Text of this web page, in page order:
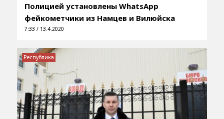
Полицией установлены WhatsApp
фейкометчики из Намцев и Вилюйска
7:33 / 13.4.2020
Республика